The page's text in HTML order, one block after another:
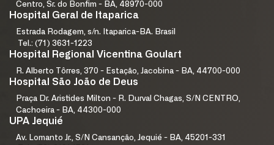
Centro, Sr. do Bonfim - BA, 48970-000
Hospital Geral de Itaparica
Estrada Rodagem, s/n. Itaparica-BA. Brasil
Tel.: (71) 3631-1223
Hospital Regional Vicentina Goulart
R. Alberto Tôrres, 370 - Estação, Jacobina - BA, 44700-000
Hospital São João de Deus
Praça Dr. Aristides Milton - R. Durval Chagas, S/N CENTRO,
Cachoeira - BA, 44300-000
UPA Jequié
Av. Lomanto Jr., S/N Cansanção, Jequié - BA, 45201-331